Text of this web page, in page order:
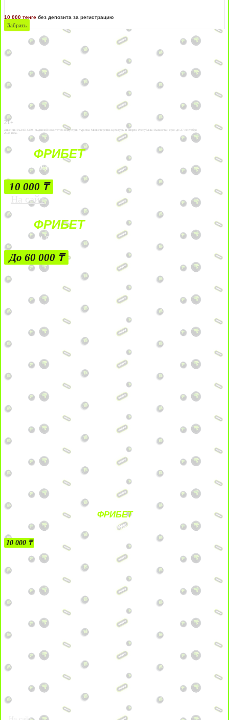
10 000 тенге без депозита за регистрацию
Забрать
21+
Лицензии №24514359, выданной комитетом индустрии туризма Министерства культуры и спорта Республики Казахстан срок до 27 сентября
2034 года.
ФРИБЕТ
БЕЗ УСЛОВИЙ
10 000 ₸
На сайт
ФРИБЕТ
ЗА ДЕПОЗИТЫ
До 60 000 ₸
ФРИБЕТ
БЕЗ УСЛОВИЙ
10 000 ₸